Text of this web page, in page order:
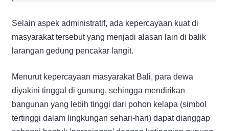
Selain aspek administratif, ada kepercayaan kuat di
masyarakat tersebut yang menjadi alasan lain di balik
larangan gedung pencakar langit.
Menurut kepercayaan masyarakat Bali, para dewa
diyakini tinggal di gunung, sehingga mendirikan
bangunan yang lebih tinggi dari pohon kelapa (simbol
tertinggi dalam lingkungan sehari-hari) dapat dianggap